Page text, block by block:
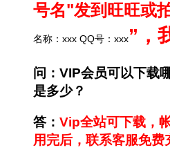
号名"发到旺旺或
名称：xxx QQ号：xxx”，
问：VIP会员可以下载
是多少？
答： Vip全站可下载，
用完后，联系客服免费